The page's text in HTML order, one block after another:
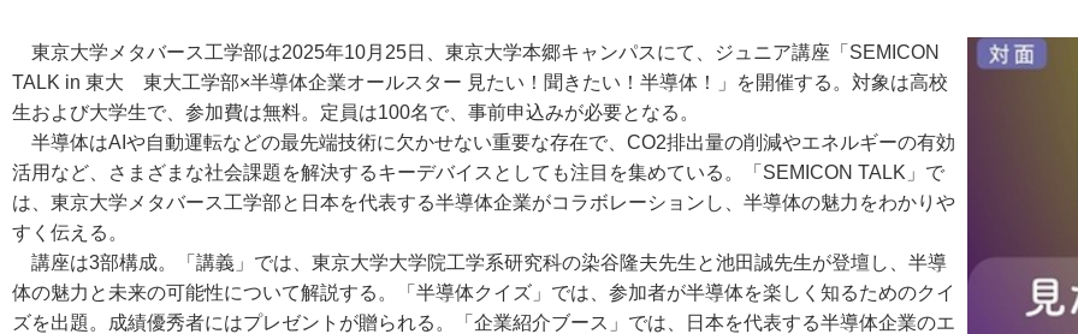
東京大学メタバース工学部は2025年10月25日、東京大学本郷キャンパスにて、ジュニア講座「SEMICON
TALK in 東大 東大工学部×半導体企業オールスター 見たい！聞きたい！半導体！」を開催する。対象は高校
生および大学生で、参加費は無料。定員は100名で、事前申込みが必要となる。
半導体はAIや自動運転などの最先端技術に欠かせない重要な存在で、CO2排出量の削減やエネルギーの有効
活用など、さまざまな社会課題を解決するキーデバイスとしても注目を集めている。「SEMICON TALK」で
は、東京大学メタバース工学部と日本を代表する半導体企業がコラボレーションし、半導体の魅力をわかりや
すく伝える。
講座は3部構成。「講義」では、東京大学大学院工学系研究科の染谷隆夫先生と池田誠先生が登壇し、半導
体の魅力と未来の可能性について解説する。「半導体クイズ」では、参加者が半導体を楽しく知るためのクイ
ズを出題。成績優秀者にはプレゼントが贈られる。「企業紹介ブース」では、日本を代表する半導体企業のエ